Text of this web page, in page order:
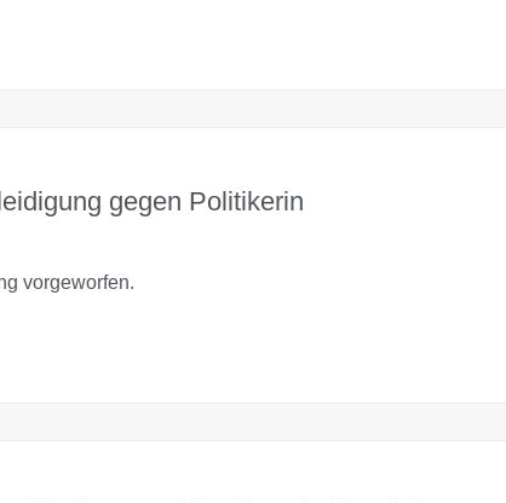
gegen Politikerin
vorgeworfen.